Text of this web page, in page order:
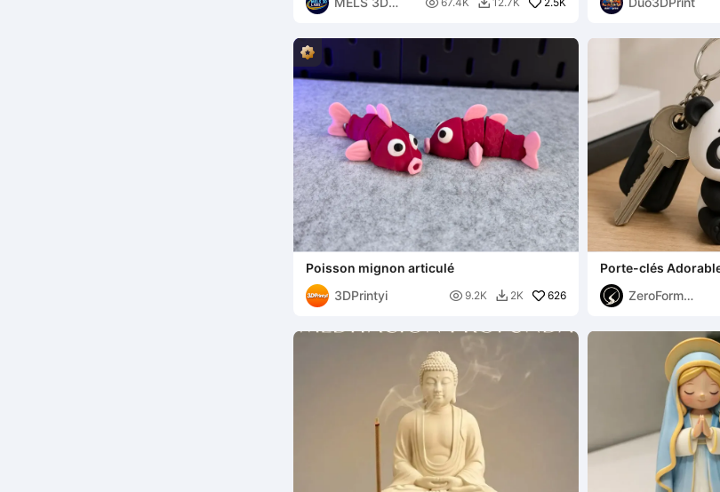

Poisson mignon articulé
3DPrintyi
 9.2K  2K 626
Porte-clés
ZeroForm